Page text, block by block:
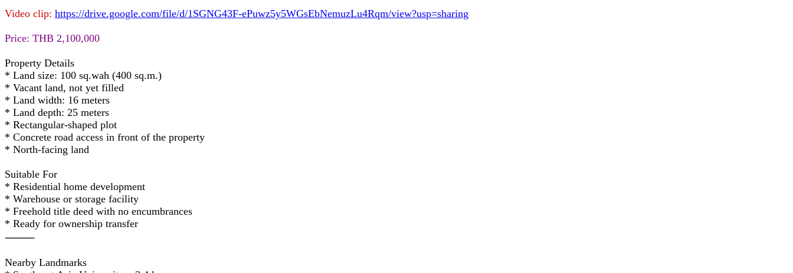
Video clip: https://drive.google.com/file/d/1SGNG43F-ePuwz5y5WGsEbNemuzLu4Rqm/view?usp=sharing
Price: THB 2,100,000
Property Details
* Land size: 100 sq.wah (400 sq.m.)
* Vacant land, not yet filled
* Land width: 16 meters
* Land depth: 25 meters
* Rectangular-shaped plot
* Concrete road access in front of the property
* North-facing land
Suitable For
* Residential home development
* Warehouse or storage facility
* Freehold title deed with no encumbrances
* Ready for ownership transfer
⸻
Nearby Landmarks